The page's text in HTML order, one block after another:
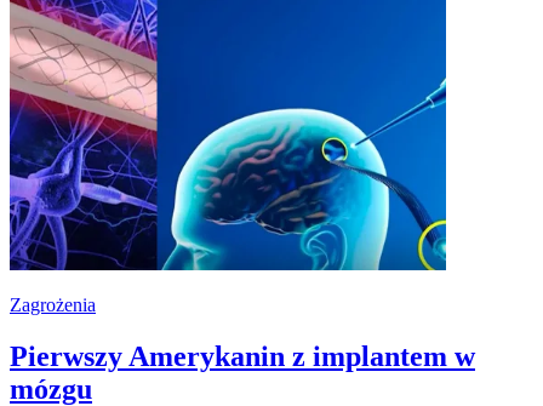
Zagrożenia
Pierwszy Amerykanin z implantem w
mózgu